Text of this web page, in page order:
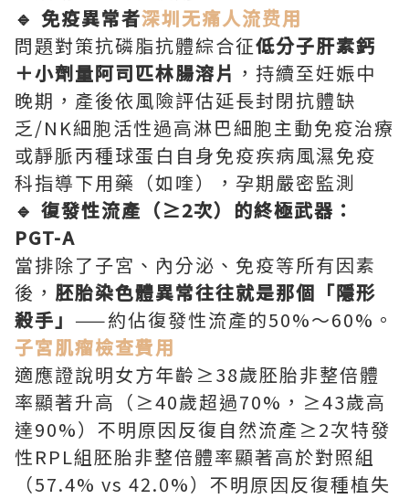
🔹 免疫異常者深圳无痛人流费用
問題對策抗磷脂抗體綜合征低分子肝素鈣
＋小劑量阿司匹林腸溶片 ，持續至妊娠中
晚期，產後依風險評估延長封閉抗體缺
乏/NK細胞活性過高淋巴細胞主動免疫治療
或靜脈丙種球蛋白自身免疫疾病風濕免疫
科指導下用藥（如喹），孕期嚴密監測
🔹 復發性流產（≥2次）的終極武器：
PGT-A
當排除了子宮、內分泌、免疫等所有因素
後， 胚胎染色體異常往往就是那個「隱形
殺手」 ——約佔復發性流產的50%～60%。
子宮肌瘤檢查費用
適應證說明女方年齡≥38歲胚胎非整倍體
率顯著升高（≥40歲超過70%，≥43歲高
達90%）不明原因反復自然流產≥2次特發
性RPL組胚胎非整倍體率顯著高於對照組
（57.4% vs 42.0%）不明原因反復種植失